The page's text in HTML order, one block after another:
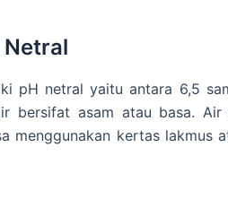
pH netral yaitu antara 6,5
bersifat asam atau basa.
menggunakan kertas lakmus